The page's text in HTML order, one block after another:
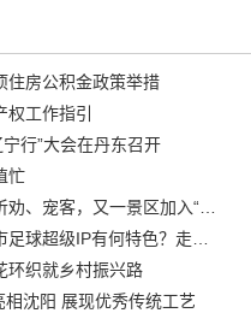
住房公积金政策举措
工作指引
行”大会在丹东召开
忙
“38+1”！沈阳文旅听劝、宠客，又一景区加入“东北超”优惠名单！
全国首个跨省区城市足球超级IP有何特色？走进沈阳现场去看看
环织就乡村振兴路
相沈阳 展现优秀传统工艺